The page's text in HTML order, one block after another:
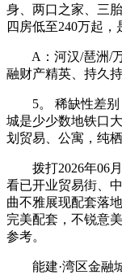
身、两口之家、三
四房低至240万起，
A：河汉/琶洲/万
融财产精英、持久
5。 稀缺性差别
城是少少数地铁口
划贸易、公寓，纯
拨打2026年06月
看已开业贸易街、
曲不雅展现配套落
完美配套，不锐意
参考。
能建·湾区金融城